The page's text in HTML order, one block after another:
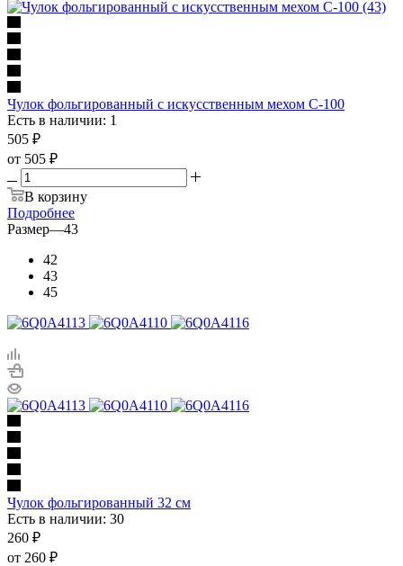
Чулок фольгированный с искусственным мехом С-100
Есть в наличии: 1
505 ₽
от 505 ₽
В корзину
Подробнее
Размер—43
42
43
45
Чулок фольгированный 32 см
Есть в наличии: 30
260 ₽
от 260 ₽